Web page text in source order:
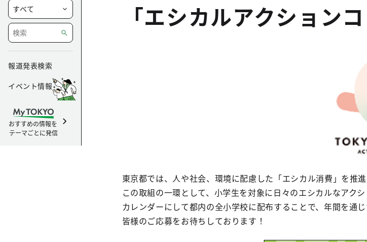
報道発表検索
イベント情報
おすすめの情報を
テーマごとに発信
「エシカルアクション
東京都では、人や社会、環境に配慮した「エシカル消費」を推進
この取組の一環として、小学生を対象に日々のエシカルなアク
カレンダーにして都内の全小学校に配布することで、年間を通
皆様のご応募をお待ちしております！